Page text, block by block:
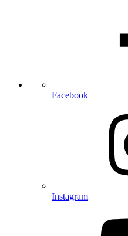
Facebook
Instagram